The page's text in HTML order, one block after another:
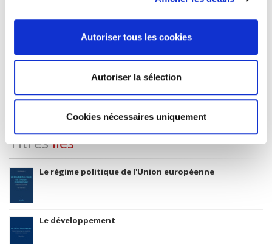
Autoriser tous les cookies
Autoriser la sélection
Cookies nécessaires uniquement
Date de première publication du titre
23 octobre 2007
Code Identifiant de classement sujet
Titresliés
Le régime politique de l'Union européenne
Le développement